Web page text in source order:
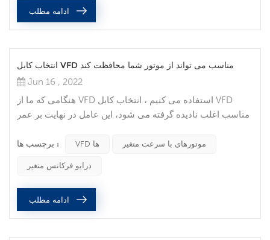
ادامه مطلب
انتخاب کابل VFD مناسب می تواند از موتور شما محافظت کند
Jun 16 , 2022
هنگامی که ما از VFD استفاده می کنیم ، انتخاب کابل VFD
مناسب اغلب نادیده گرفته می شود، این عامل در نهایت بر عمر
نامه موتور سرعت متغیر خود در نظر بگیرید. از موتور خود
و نقشی اساسی در همه جنبه های زندگی دارند. مهندسان و
اپراتورها بدون توجه به اهمیت استفاده از کابل‌های مناسب، روی
سیستم‌های...
برچسب ها : VFD ها موتورهای با سرعت متغیر
درایو فرکانس متغیر
ادامه مطلب